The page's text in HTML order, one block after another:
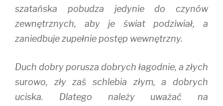
szatańska pobudza jedynie do czynów
zewnętrznych, aby je świat podziwiał, a
zaniedbuje zupełnie postęp wewnętrzny.
Duch dobry porusza dobrych łagodnie, a złych
surowo, zły zaś schlebia złym, a dobrych
uciska. Dlatego należy uważać na